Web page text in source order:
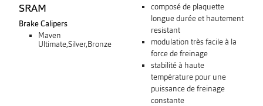
SRAM
Brake Calipers
Maven
Ultimate,Silver,Bronze
composé de plaquette
longue durée et hautement
resistant
modulation très facile à la
force de freinage
stabilité à haute
température pour une
puissance de freinage
constante